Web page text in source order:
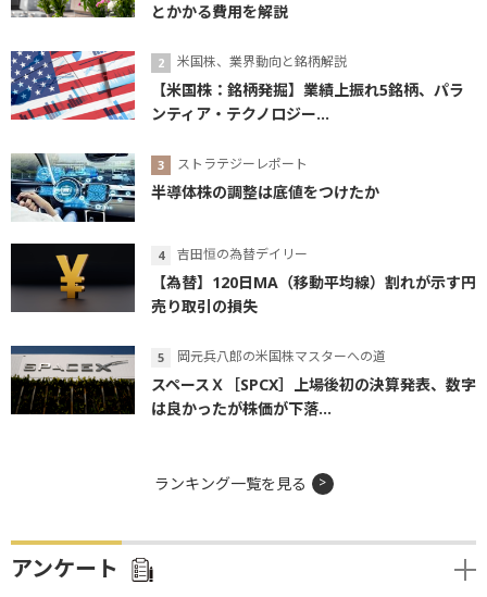
とかかる費用を解説
米国株、業界動向と銘柄解説
【米国株：銘柄発掘】業績上振れ5銘柄、パラ
ンティア・テクノロジー...
ストラテジーレポート
半導体株の調整は底値をつけたか
吉田恒の為替デイリー
【為替】120日MA（移動平均線）割れが示す円
売り取引の損失
岡元兵八郎の米国株マスターへの道
スペースＸ［SPCX］上場後初の決算発表、数字
は良かったが株価が下落...
ランキング一覧を見る
アンケート